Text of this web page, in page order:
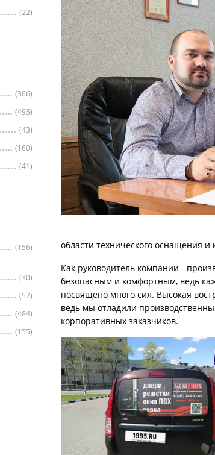
Двери с винилискожей
(22)
(366)
(493)
(43)
(160)
(41)
(156)
(30)
(57)
(484)
(155)
области технического оснащения
Как руководитель компании -
безопасным и комфортным, ведь
посвящено много сил. Высокая
ведь мы отладили
корпоративных заказчиков.